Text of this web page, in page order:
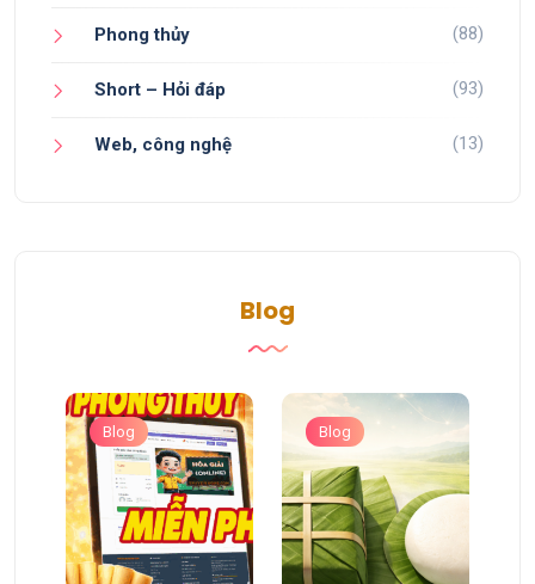
Phong thủy (88)
Short – Hỏi đáp (93)
Web, công nghệ (13)
Blog
Blog Blog